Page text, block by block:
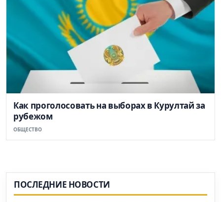
Как проголосовать на выборах в Курултай за
рубежом
ОБЩЕСТВО
ПОСЛЕДНИЕ НОВОСТИ